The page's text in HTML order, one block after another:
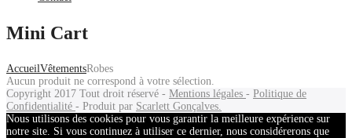
Mini Cart
AccueilVêtementsRobes
Aucun produit ne correspond à votre sélection.
Copyright 2017 Tout droit réservé - Mentions légales - Politique de
Confidentialité - Produit par Scarlett Gonçalves.
Nous utilisons des cookies pour vous garantir la meilleure expérience sur
notre site. Si vous continuez à utiliser ce dernier, nous considérerons que